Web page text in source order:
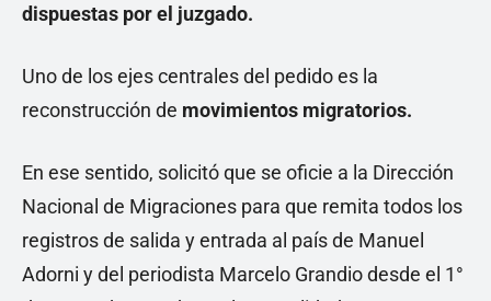
dispuestas por el juzgado.
Uno de los ejes centrales del pedido es la
reconstrucción de movimientos migratorios.
En ese sentido, solicitó que se oficie a la Dirección
Nacional de Migraciones para que remita todos los
registros de salida y entrada al país de Manuel
Adorni y del periodista Marcelo Grandio desde el 1°